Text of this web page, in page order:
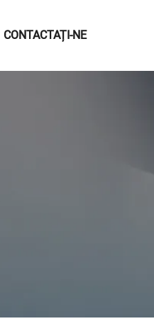
CONTACTAȚI-NE